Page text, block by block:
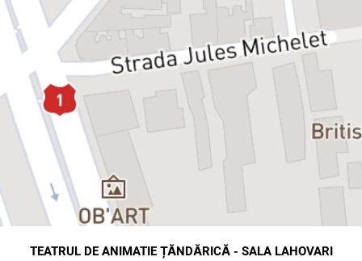
TEATRUL DE ANIMATIE ȚĂNDĂRICĂ - SALA LAHOVARI